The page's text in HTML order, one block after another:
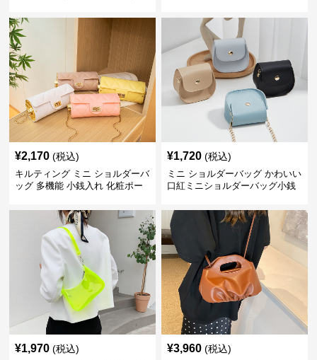
¥2,170 (税込)
キルティング ミニ ショルダーバ
ッグ 多機能 小銭入れ 化粧ポー
¥1,720 (税込)
ミニ ショルダーバッグ かわいい
口紅ミニショルダーバッグ小銭
¥1,970 (税込) ¥3,960 (税込)